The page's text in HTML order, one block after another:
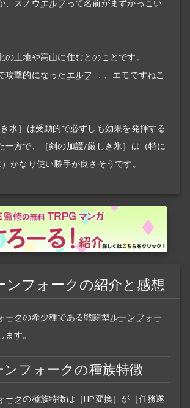
、スノウエルフ って名前がまずかっこい
の土地や高山に住むとのことです。
攻撃的になった エルフ
……、エモですねこ
水］は受動的で必ずしも効果を発揮する
一方で、［剣の加護/厳しき氷］は（特に
かなり使い勝手が良さそうです。
ンフォークの紹介と感想
ークの希少種である戦闘型ルーンフォー
ます。
ンフォーク の種族特徴
ークの種族特徴は［HP変換］が［任務遂